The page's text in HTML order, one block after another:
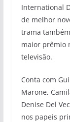
International
de melhor
trama
maior prêmio
televisão.
Conta com
Marone,
Denise Del
nos papeis